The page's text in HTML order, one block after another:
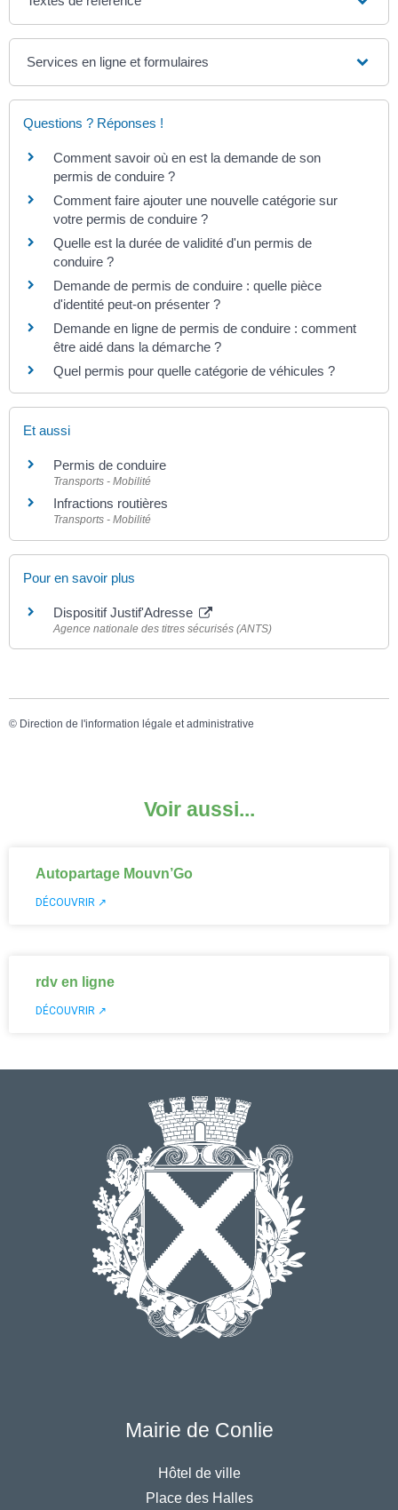
Services en ligne et formulaires
Questions ? Réponses !
Comment savoir où en est la demande de son
permis de conduire ?
Comment faire ajouter une nouvelle catégorie sur
votre permis de conduire ?
Quelle est la durée de validité d'un permis de
conduire ?
Demande de permis de conduire : quelle pièce
d'identité peut-on présenter ?
Demande en ligne de permis de conduire : comment
être aidé dans la démarche ?
Quel permis pour quelle catégorie de véhicules ?
Et aussi
Permis de conduire
Transports - Mobilité
Infractions routières
Transports - Mobilité
Pour en savoir plus
Dispositif Justif'Adresse
Agence nationale des titres sécurisés (ANTS)
© Direction de l'information légale et administrative
Voir aussi...
Autopartage Mouvn’Go
DÉCOUVRIR ↗
rdv en ligne
DÉCOUVRIR ↗
Mairie de Conlie
Hôtel de ville
Place des Halles